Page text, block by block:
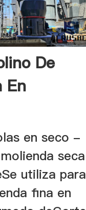
De
En
en seco -
seca
utiliza para
fina en